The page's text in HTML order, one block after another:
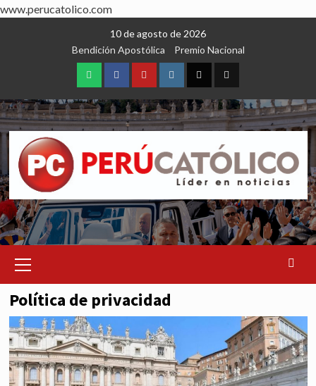
www.perucatolico.com
10 de agosto de 2026
Bendición Apostólica
Premio Nacional
WhatsAppFacebookYoutubeInstagram
X TikTok
Menu
Política de privacidad